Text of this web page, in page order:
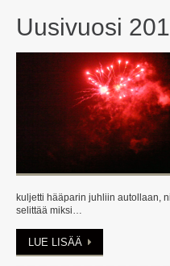
Uusivuosi
kuljetti hääparin juhliin autollaan,
selittää miksi…
LUE LISÄÄ